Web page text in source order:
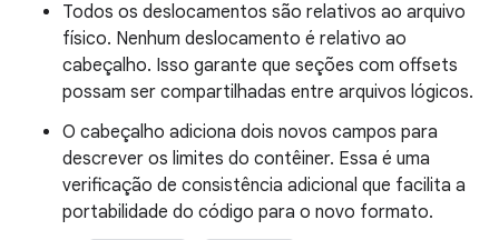
Todos os deslocamentos são relativos ao arquivo
físico. Nenhum deslocamento é relativo ao
cabeçalho. Isso garante que seções com offsets
possam ser compartilhadas entre arquivos lógicos.
O cabeçalho adiciona dois novos campos para
descrever os limites do contêiner. Essa é uma
verificação de consistência adicional que facilita a
portabilidade do código para o novo formato.